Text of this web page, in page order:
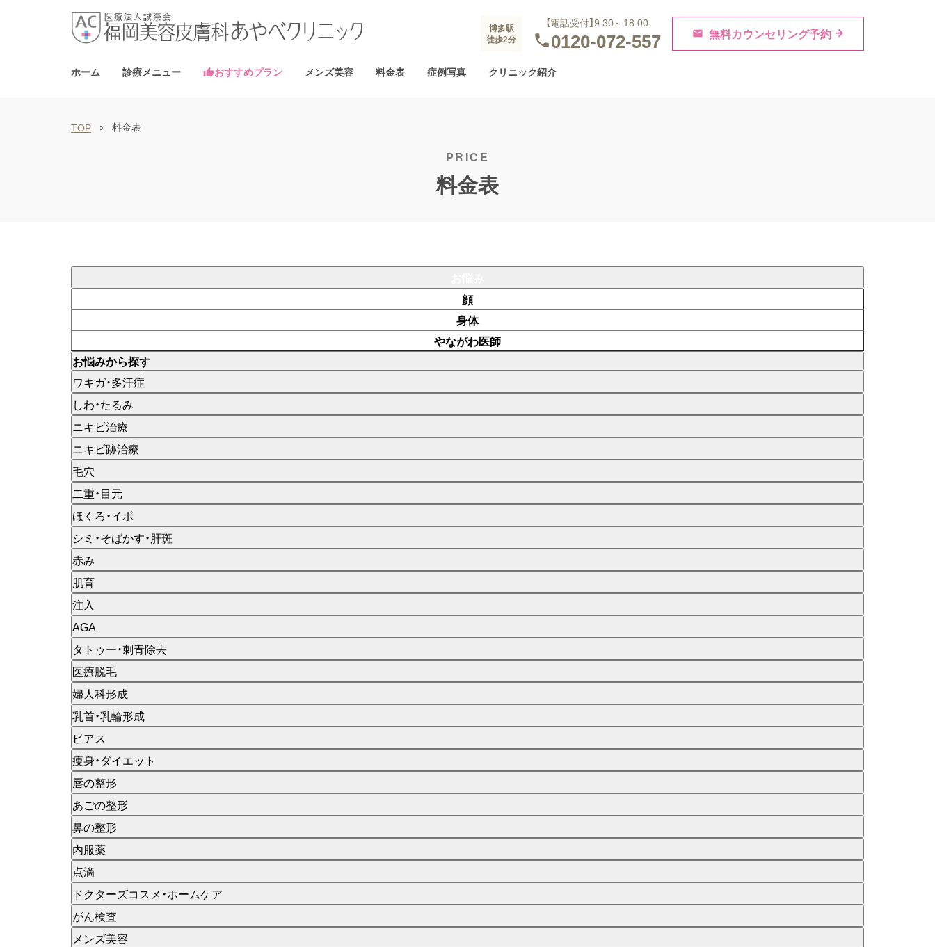
博多駅
徒歩2分
【電話受付】9:30～18:00
0120-072-557  無料カウンセリング予約
ホーム 診療メニュー
鼻の整形 メンズ美容
おすすめプラン メンズ美容
ワキガ・多汗症治療
包茎治療
料金表
症例写真
AGA・男性の薄毛治療
クリニック紹介
院長紹介
TOP 料金表
料金表
顔
身体
やながわ医師
お悩みから探す
ワキガ・多汗症
しわ・たるみ
ニキビ治療
ニキビ跡治療
毛穴
二重・目元
ほくろ・イボ
シミ・そばかす・肝斑
赤み
肌育
注入
AGA
タトゥー・刺青除去
医療脱毛
婦人科形成
乳首・乳輪形成
ピアス
痩身・ダイエット
唇の整形
あごの整形
鼻の整形
内服薬
点滴
ドクターズコスメ・ホームケア
がん検査
メンズ美容